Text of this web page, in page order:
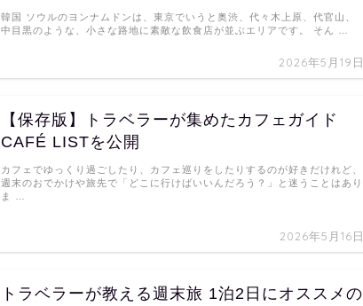
2026年5月19日
韓国 ソウルのヨンナムドンは、東京でいうと奥渋、代々木上原、代官山、
中目黒のような、小さな路地に素敵な飲食店が並ぶエリアです。 そん …
【保存版】トラベラーが集めたカフェガイド
CAFÉ LISTを公開
2026年5月16日
カフェでゆっくり過ごしたり、カフェ巡りをしたりするのが好きだけれど、
週末のおでかけや旅先で「どこに行けばいいんだろう？」と迷うことはあり
ま …
トラベラーが教える週末旅 1泊2日にオススメの